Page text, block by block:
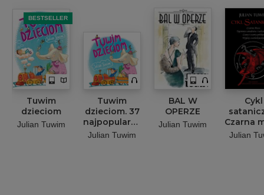
BESTSELLER
Tuwim
dzieciom
Julian Tuwim
Tuwim
dzieciom. 37
najpopularniejszych
wierszy
Julian Tuwim
BAL W
OPERZE
Julian Tuwim
Cykl
Czarna
Julian